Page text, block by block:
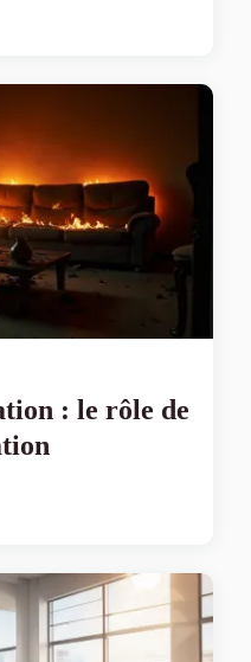
: le rôle de